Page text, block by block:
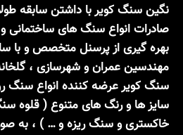
نگین سنگ کویر با داشتن سابقه
صادرات انواع سنگ های ساختمانی
بهره گیری از پرسنل متخصص و با
مهندسین عمران و شهرسازی ،
سنگ کویر عرضه کننده انواع سنگ
سایز ها و رنگ های متنوع ( قلوه
خاکستری و سنگ ریزه و … ) ، به